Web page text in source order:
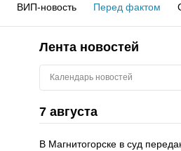
ВИП-новость Перед фактом
Лента новостей
Календарь новостей
7 августа
В Магнитогорске в суд